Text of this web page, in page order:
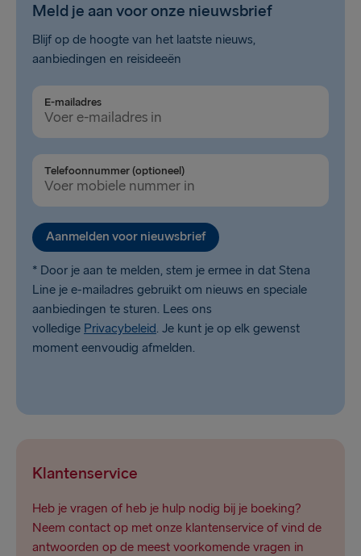
Meld je aan voor onze nieuwsbrief
Blijf op de hoogte van het laatste nieuws,
aanbiedingen en reisideeën
E-mailadres
Telefoonnummer (optioneel)
Aanmelden voor nieuwsbrief
* Door je aan te melden, stem je ermee in dat Stena
Line je e-mailadres gebruikt om nieuws en speciale
aanbiedingen te sturen. Lees ons
volledige Privacybeleid. Je kunt je op elk gewenst
moment eenvoudig afmelden.
Klantenservice
Heb je vragen of heb je hulp nodig bij je boeking?
Neem contact op met onze klantenservice of vind de
antwoorden op de meest voorkomende vragen in